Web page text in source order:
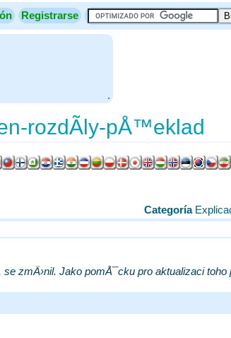
Registrarse
.
rozdÃ­ly-pÅ™eklad
Categoría
zmÄ›nil. Jako pomÅ¯cku pro aktualizaci